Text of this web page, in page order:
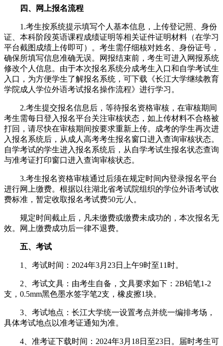
四、网上报名流程
1.考生按系统提示填写个人基本信息，上传登记照、身份
证、本科阶段英语课程成绩证明等相关证件证明材料（在学习
平台截图成绩上传即可）。考生需仔细核对姓名、身份证号，
确保所填写信息准确无误。网报结束前，考生可进入网报系统
修改个人信息。由于本次报名系统分成考生入口和自学考试生
入口，为方便学生了解报名系统，可下载《长江大学继续教育
学院成人学位外语考试报名操作流程》进行学习。
2.考生提交报名信息后，等待报名资格审核，在审核期间
考生需每日登入报名平台关注审核状态，如上传材料不合格被
打回，请尽快在审核期间按要求重新上传。成考的学生再次进
入报名系统后，从成人高考考生报名窗口进入查询审核状态。
自学考试的学生进入报名系统后，从自学考试生报名状态查询
与准考证打印窗口进入查询审核状态。
3.考生报名资格审核通过后须在规定时间内登录报名平台
进行网上缴费。根据以往湖北省考试院组织的学位外语考试收
费标准，暂定收取报名考试费50元/人。
规定时间截止后，凡未缴费或缴费未成功的，本次报名无
效。网上缴费成功后一律不退费。
五、考试
1、考试时间：2024年3月23日上午9时至11时。
2、考试文具：由考生自备，文具要求如下：2B铅笔1-2
支，0.5mm黑色墨水签字笔2支，橡皮擦1块。
3、考试地点：长江大学统一设置考点并统一编排考场，
具体考试地点以准考证通知为准。
4、准考证下载时间：2024年3月18日至23日。届时考生可